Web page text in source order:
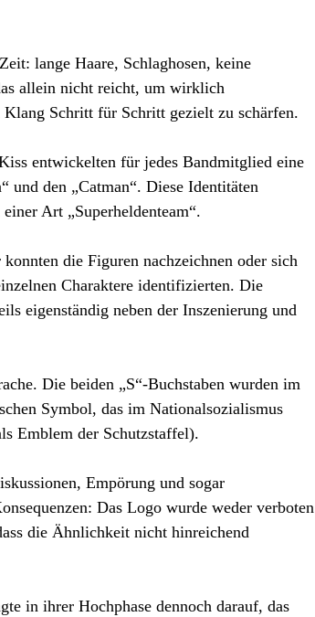
lange Haare, Schlaghosen, keine
allein nicht reicht, um wirklich
Schritt für Schritt gezielt zu schärfen.
entwickelten für jedes Bandmitglied eine
und den „Catman“. Diese Identitäten
Art „Superheldenteam“.
die Figuren nachzeichnen oder sich
Charaktere identifizierten. Die
eigenständig neben der Inszenierung und
Die beiden „S“-Buchstaben wurden im
Symbol, das im Nationalsozialismus
Emblem der Schutzstaffel).
Empörung und sogar
Das Logo wurde weder verboten
die Ähnlichkeit nicht hinreichend
in ihrer Hochphase dennoch darauf, das